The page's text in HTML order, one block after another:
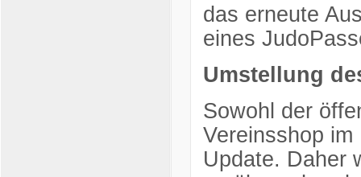
das erneute
eines
Umstellung
Sowohl der
Vereinsshop
Update. Daher